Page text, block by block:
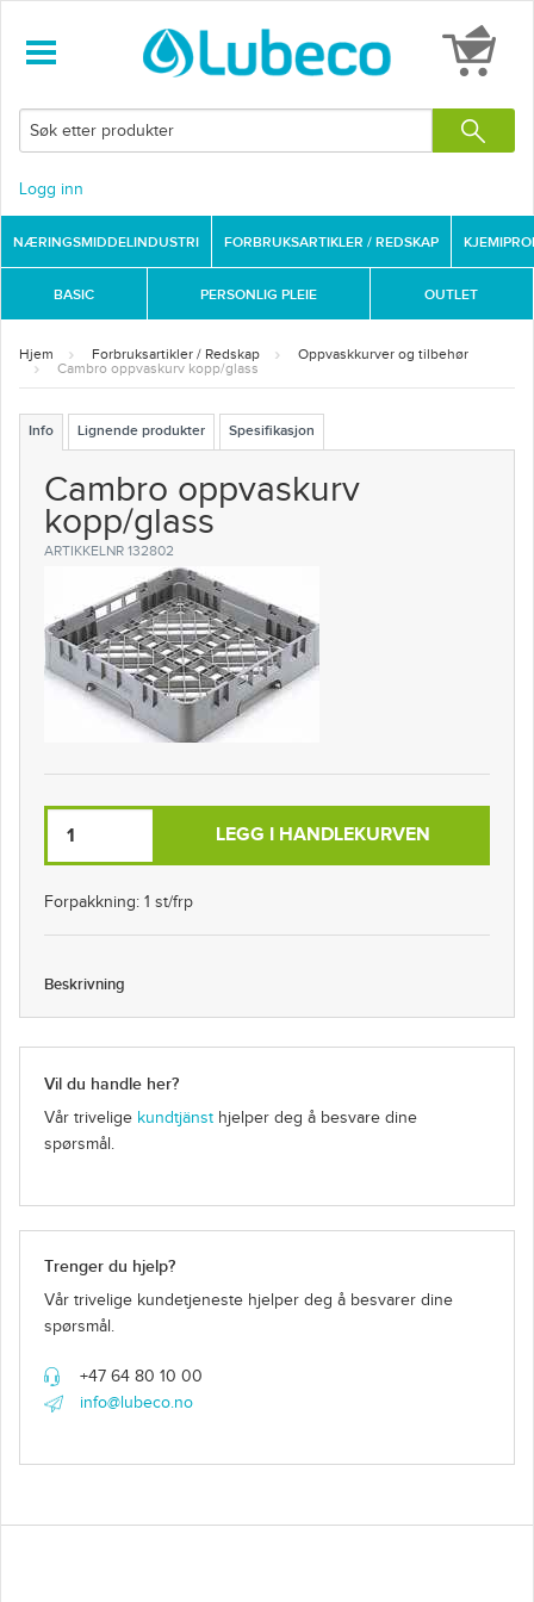
Logg inn
NÆRINGSMIDDELINDUSTRI FORBRUKSARTIKLER / REDSKAP
BASIC PERSONLIG PLEIE OUTLET
Hjem Forbruksartikler / Redskap
Oppvaskkurver og tilbehør
Cambro oppvaskurv kopp/glass
Info Lignende produkter Spesifikasjon
Cambro oppvaskurv
kopp/glass
ARTIKKELNR 132802
LEGG I HANDLEKURVEN
Forpakkning: 1 st/frp
Beskrivning
Vil du handle her?
Vår trivelige kundtjänst hjelper deg å besvare dine
spørsmål.
Trenger du hjelp?
Vår trivelige kundetjeneste hjelper deg å besvarer dine
spørsmål.
+47 64 80 10 00
info@lubeco.no